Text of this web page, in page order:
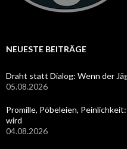
NEUESTE BEITRÄGE
Draht statt Dialog: Wenn der
05.08.2026
Promille, Pöbeleien,
wird
04.08.2026